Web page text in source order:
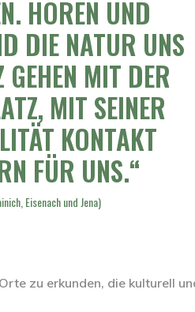
HÖREN UND
DIE NATUR UNS
GEHEN MIT DER
MIT SEINER
KONTAKT
FÜR UNS.“
Eisenach und Jena)
zu erkunden, die kulturell